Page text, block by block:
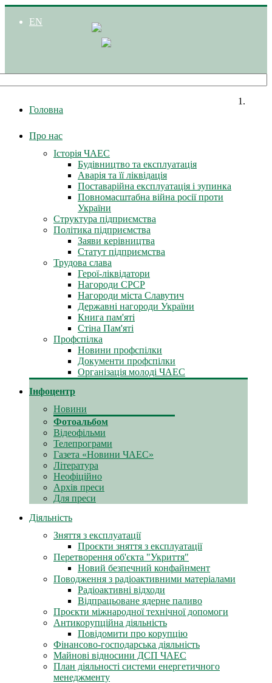
EN
Головна
Про нас
Історія ЧАЕС
Будівництво та експлуатація
Аварія та її ліквідація
Поставарійна експлуатація і зупинка
Повномасштабна війна росії проти
України
Структура підприємства
Політика підприємства
Заяви керівництва
Статут підприємства
Трудова слава
Герої-ліквідатори
Нагороди СРСР
Нагороди міста Славутич
Державні нагороди України
Книга пам'яті
Стіна Пам'яті
Профспілка
Новини профспілки
Документи профспілки
Організація молоді ЧАЕС
Інфоцентр
Новини
Фотоальбом
Відеофільми
Телепрограми
Газета «Новини ЧАЕС»
Література
Неофіційно
Архів преси
Для преси
Діяльність
Зняття з експлуатації
Проєкти зняття з експлуатації
Перетворення об'єкта "Укриття"
Новий безпечний конфайнмент
Поводження з радіоактивними матеріалами
Радіоактивні відходи
Відпрацьоване ядерне паливо
Проєкти міжнародної технічної допомоги
Антикорупційна діяльність
Повідомити про корупцію
Фінансово-господарська діяльність
Майнові відносини ДСП ЧАЕС
План діяльності системи енергетичного
менеджменту